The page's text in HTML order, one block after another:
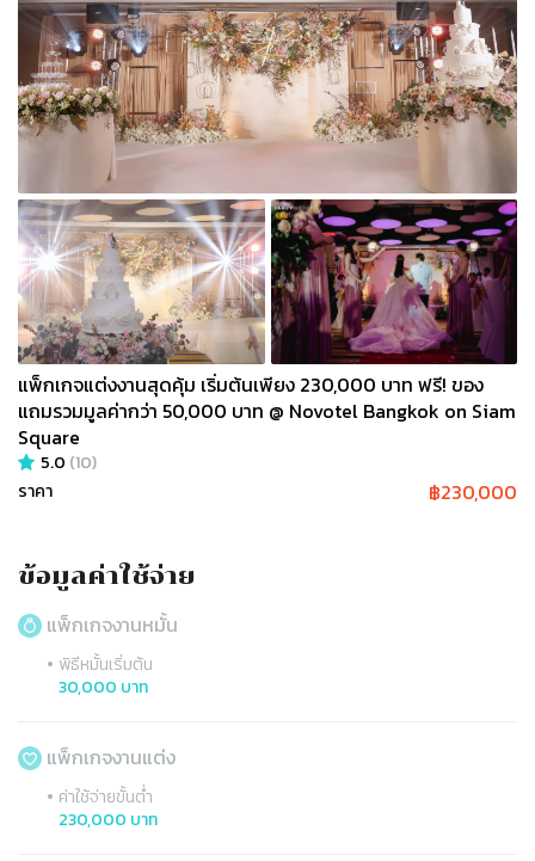
แพ็กเกจแต่งงานสุดคุ้ม เริ่มต้นเพียง 230,000 บาท ฟรี! ของ
แถมรวมมูลค่ากว่า 50,000 บาท @ Novotel Bangkok on Siam
Square
5.0 (10)
ราคา
฿230,000
ข้อมูลค่าใช้จ่าย
แพ็กเกจงานหมั้น
• พิธีหมั้นเริ่มต้น
30,000 บาท
แพ็กเกจงานแต่ง
• ค่าใช้จ่ายขั้นต่ำ
230,000 บาท